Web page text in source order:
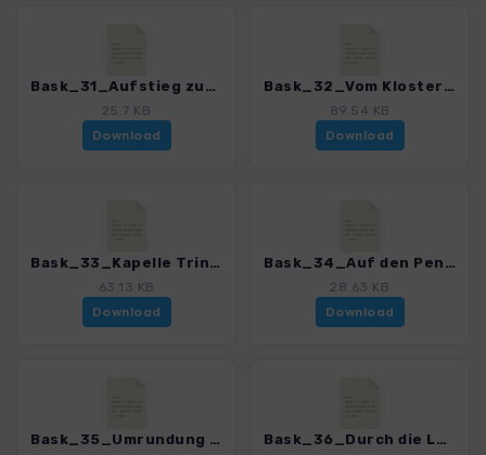
Bask_31_Aufstieg zum Mirador de Lazkua_0252_1.gpx
25.7 KB
Download
Bask_32_Vom Kloster Iranzu auf den Dulanz_0252_1.gpx
89.54 KB
Download
Bask_33_Kapelle Trinidad de Iturgoyen_0252_1.gpx
63.13 KB
Download
Bask_34_Auf den Pena del Fraile_0252_1.gpx
28.63 KB
Download
Bask_35_Umrundung der Roscas de Fitero_0252_1.gpx Bask_36_Durch die Lumbier-Schlucht_0252_1.gpx